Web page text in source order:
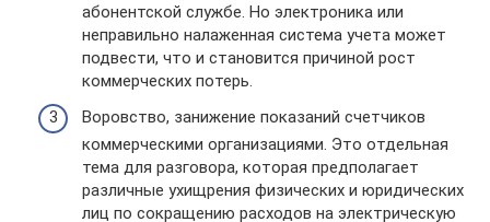
абонентской службе. Но электроника или
неправильно налаженная система учета может
подвести, что и становится причиной рост
коммерческих потерь.
Воровство, занижение показаний счетчиков
коммерческими организациями. Это отдельная
тема для разговора, которая предполагает
различные ухищрения физических и юридических
лиц по сокращению расходов на электрическую